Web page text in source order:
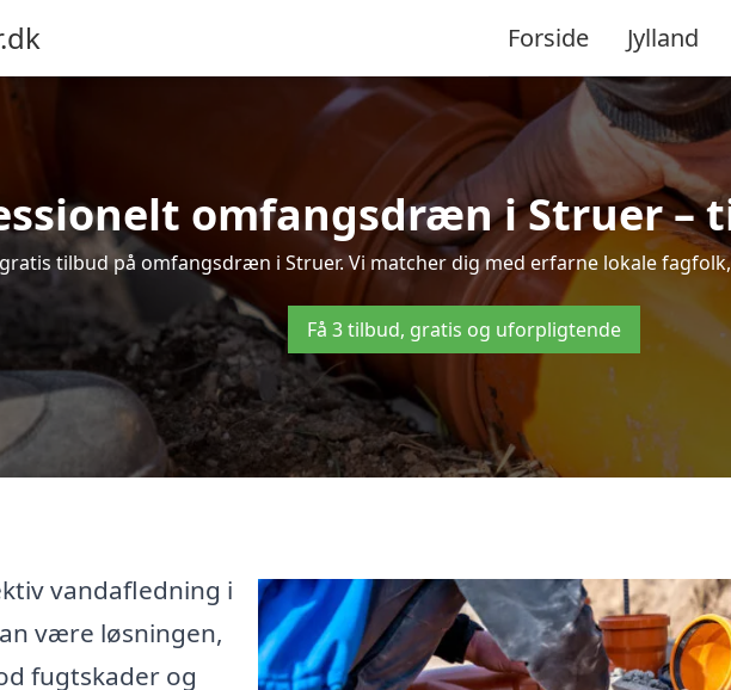
Forside Jylland
omfangsdræn i Struer –
tilbud på omfangsdræn i Struer. Vi matcher dig med erfarne lokale
Få 3 tilbud, gratis og uforpligtende
vandafledning i
være løsningen,
fugtskader og